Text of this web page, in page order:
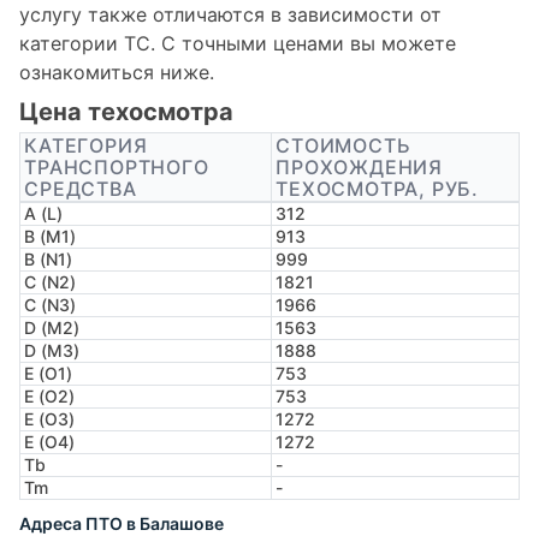
услугу также отличаются в зависимости от
категории ТС. С точными ценами вы можете
ознакомиться ниже.
Цена техосмотра
КАТЕГОРИЯ
ТРАНСПОРТНОГО
СРЕДСТВА
СТОИМОСТЬ
ПРОХОЖДЕНИЯ
ТЕХОСМОТРА, РУБ.
A (L)
312
B (M1)
913
B (N1)
999
C (N2)
1821
C (N3)
1966
D (M2)
1563
D (M3)
1888
E (O1)
753
E (O2)
753
E (O3)
1272
E (O4)
1272
Tb
-
Tm
-
Адреса ПТО в Балашове